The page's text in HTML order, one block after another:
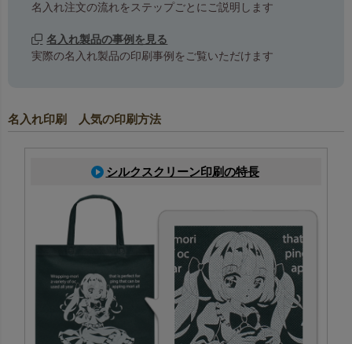
名入れ注文の流れをステップごとにご説明します
名入れ製品の事例を見る
実際の名入れ製品の印刷事例をご覧いただけます
名入れ印刷 人気の印刷方法
シルクスクリーン印刷の特長